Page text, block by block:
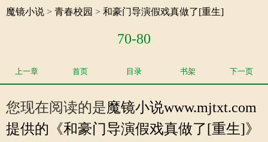
魔镜小说 > 青春校园 > 和豪门导演假戏真做了[重生]
70-80
上一章 首页 目录 书架 下一页
您现在阅读的是魔镜小说www.mjtxt.com
提供的《和豪门导演假戏真做了[重生]》